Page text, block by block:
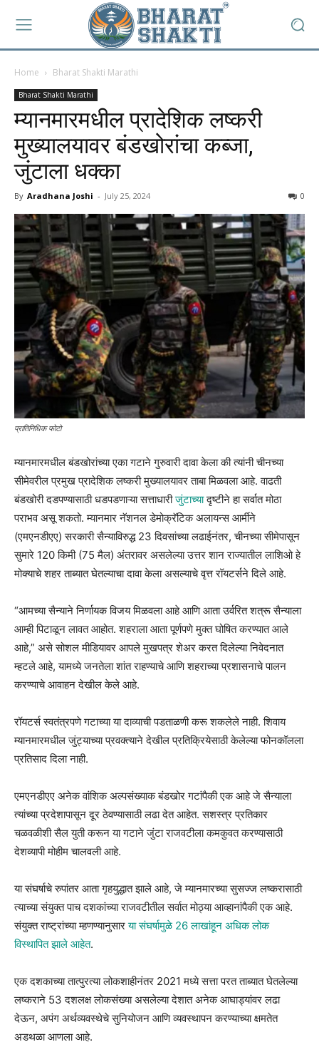
Home Bharat Shakti Marathi
Bharat Shakti Marathi
म्यानमारमधील प्रादेशिक लष्करी
मुख्यालयावर बंडखोरांचा कब्जा,
जुंटाला धक्का
By Aradhana Joshi - July 25, 2024 0
प्रातिनिधिक फोटो
म्यानमारमधील बंडखोरांच्या एका गटाने गुरुवारी दावा केला की त्यांनी चीनच्या
सीमेवरील प्रमुख प्रादेशिक लष्करी मुख्यालयावर ताबा मिळवला आहे. वाढती
बंडखोरी दडपण्यासाठी धडपडणाऱ्या सत्ताधारीजुंटाच्यादृष्टीने हा सर्वात मोठा
पराभव असू शकतो. म्यानमार नॅशनल डेमोक्रॅटिक अलायन्स आर्मीने
(एमएनडीएए) सरकारी सैन्याविरुद्ध 23 दिवसांच्या लढाईनंतर, चीनच्या सीमेपासून
सुमारे 120 किमी (75 मैल) अंतरावर असलेल्या उत्तर शान राज्यातील लाशिओ हे
मोक्याचे शहर ताब्यात घेतल्याचा दावा केला असल्याचे वृत्त रॉयटर्सने दिले आहे.
“आमच्या सैन्याने निर्णायक विजय मिळवला आहे आणि आता उर्वरित शत्रू सैन्याला
आम्ही पिटाळून लावत आहोत. शहराला आता पूर्णपणे मुक्त घोषित करण्यात आले
आहे,” असे सोशल मीडियावर आपले मुखपत्र शेअर करत दिलेल्या निवेदनात
म्हटले आहे, यामध्ये जनतेला शांत राहण्याचे आणि शहराच्या प्रशासनाचे पालन
करण्याचे आवाहन देखील केले आहे.
रॉयटर्स स्वतंत्रपणे गटाच्या या दाव्याची पडताळणी करू शकलेले नाही. शिवाय
म्यानमारमधील जुंट्याच्या प्रवक्त्याने देखील प्रतिक्रियेसाठी केलेल्या फोनकॉलला
प्रतिसाद दिला नाही.
एमएनडीएए अनेक वांशिक अल्पसंख्याक बंडखोर गटांपैकी एक आहे जे सैन्याला
त्यांच्या प्रदेशापासून दूर ठेवण्यासाठी लढा देत आहेत. सशस्त्र प्रतिकार
चळवळीशी सैल युती करून या गटाने जुंटा राजवटीला कमकुवत करण्यासाठी
देशव्यापी मोहीम चालवली आहे.
या संघर्षाचे रुपांतर आता गृहयुद्धात झाले आहे, जे म्यानमारच्या सुसज्ज लष्करासाठी
त्याच्या संयुक्त पाच दशकांच्या राजवटीतील सर्वात मोठ्या आव्हानांपैकी एक आहे.
संयुक्त राष्ट्रांच्या म्हणण्यानुसारया संघर्षामुळे 26 लाखांहून अधिक लोक
विस्थापित झाले आहेत.
एक दशकाच्या तात्पुरत्या लोकशाहीनंतर 2021 मध्ये सत्ता परत ताब्यात घेतलेल्या
लष्कराने 53 दशलक्ष लोकसंख्या असलेल्या देशात अनेक आघाड्यांवर लढा
देऊन, अपंग अर्थव्यवस्थेचे सुनियोजन आणि व्यवस्थापन करण्याच्या क्षमतेत
अडथळा आणला आहे.